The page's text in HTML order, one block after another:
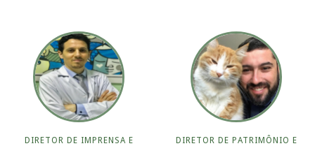
DIRETOR DE IMPRENSA E
DIRETOR DE PATRIMÔNIO E